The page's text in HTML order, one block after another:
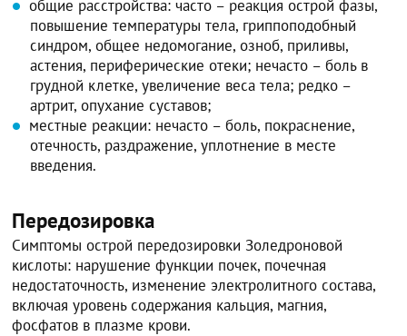
общие расстройства: часто – реакция острой фазы,
повышение температуры тела, гриппоподобный
синдром, общее недомогание, озноб, приливы,
астения, периферические отеки; нечасто – боль в
грудной клетке, увеличение веса тела; редко –
артрит, опухание суставов;
местные реакции: нечасто – боль, покраснение,
отечность, раздражение, уплотнение в месте
введения.
Передозировка
Симптомы острой передозировки Золедроновой
кислоты: нарушение функции почек, почечная
недостаточность, изменение электролитного состава,
включая уровень содержания кальция, магния,
фосфатов в плазме крови.